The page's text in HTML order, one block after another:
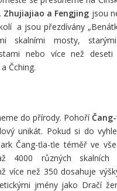
Zhujiajiao a Fengjing jsou
a jsou přezdívány
skalními mosty,
nebo více než
Čching.
do přírody. Pohoří
unikát. Pokud si do
Čang-ťia-ťie téměř ve
4000 různých skalních
více než 350 dosahuje
jmény jako Dračí